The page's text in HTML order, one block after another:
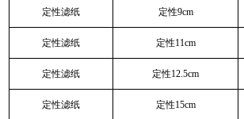
定性滤纸 定性9cm
定性滤纸 定性11cm
定性滤纸 定性12.5cm
定性滤纸 定性15cm